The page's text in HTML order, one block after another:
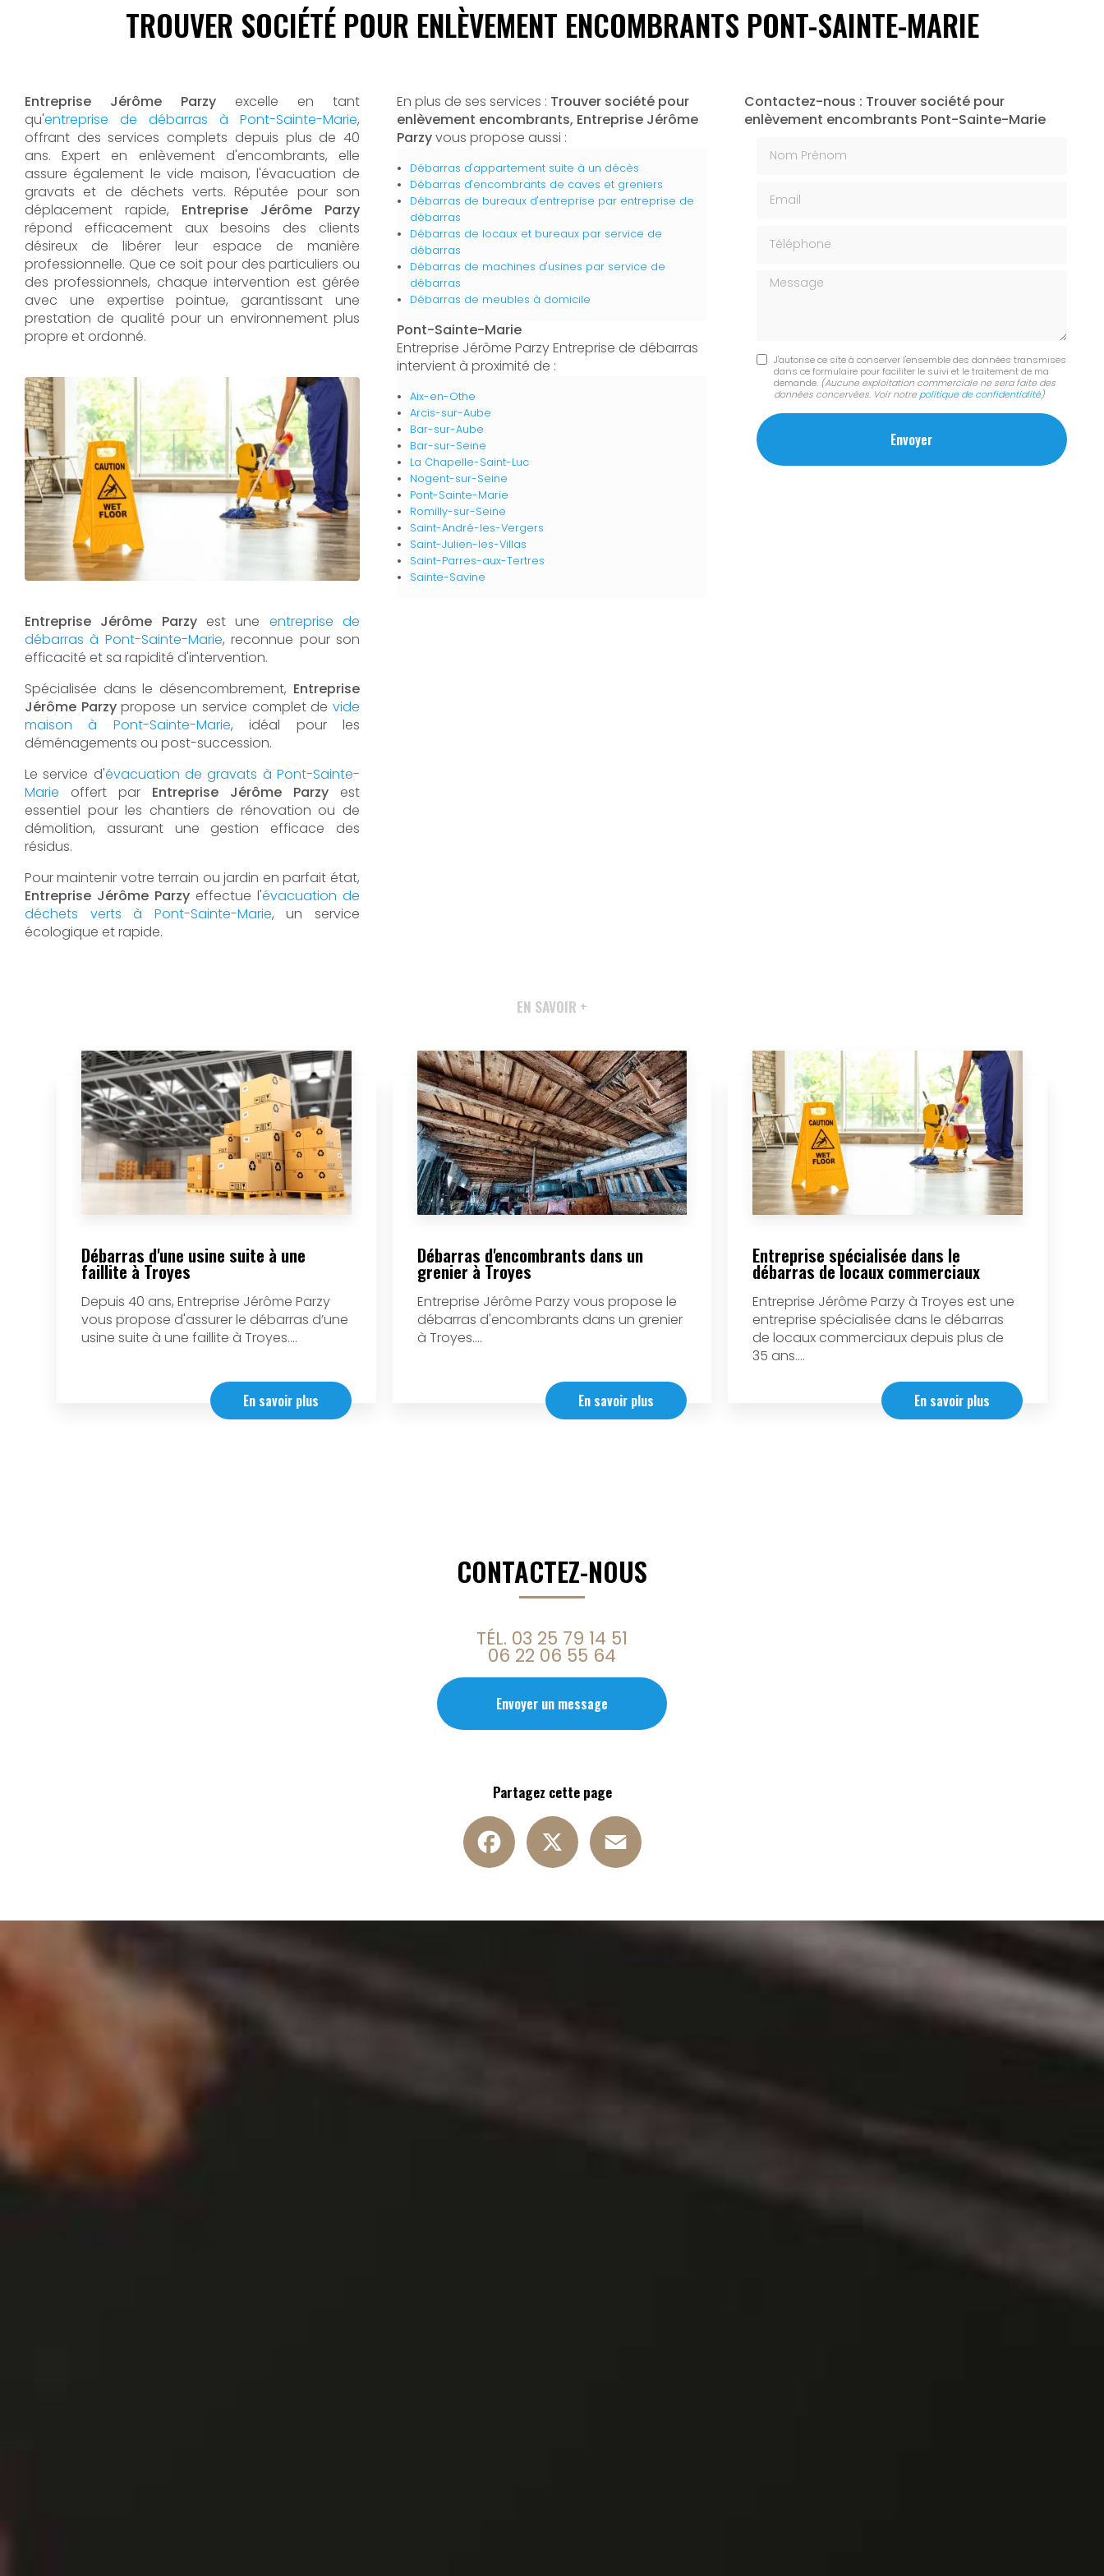
TROUVER SOCIÉTÉ POUR ENLÈVEMENT ENCOMBRANTS PONT-SAINTE-MARIE
Entreprise Jérôme Parzy excelle en tant
qu'entreprise de débarras à Pont-Sainte-Marie,
offrant des services complets depuis plus de 40
ans. Expert en enlèvement d'encombrants, elle
assure également le vide maison, l'évacuation de
gravats et de déchets verts. Réputée pour son
déplacement rapide, Entreprise Jérôme Parzy
répond efficacement aux besoins des clients
désireux de libérer leur espace de manière
professionnelle. Que ce soit pour des particuliers ou
des professionnels, chaque intervention est gérée
avec une expertise pointue, garantissant une
prestation de qualité pour un environnement plus
propre et ordonné.
Entreprise Jérôme Parzyest une entreprise de
débarras à Pont-Sainte-Marie, reconnue pour son
efficacité et sa rapidité d'intervention.
Spécialisée dans le désencombrement, Entreprise
Jérôme Parzypropose un service complet de vide
maison à Pont-Sainte-Marie, idéal pour les
déménagements ou post-succession.
Le service d'évacuation de gravats à Pont-Sainte-
Marie offert par Entreprise Jérôme Parzy est
essentiel pour les chantiers de rénovation ou de
démolition, assurant une gestion efficace des
résidus.
Pour maintenir votre terrain ou jardin en parfait état,
Entreprise Jérôme Parzy effectue l'évacuation de
déchets verts à Pont-Sainte-Marie, un service
écologique et rapide.
En plus de ses services : Trouver société pour
enlèvement encombrants, Entreprise Jérôme
Parzyvous propose aussi :
Débarras d'appartement suite à un décès
Débarras d'encombrants de caves et greniers
Débarras de bureaux d'entreprise par entreprise de
débarras
Débarras de locaux et bureaux par service de
débarras
Débarras de machines d'usines par service de
débarras
Débarras de meubles à domicile
Pont-Sainte-Marie
Entreprise Jérôme Parzy Entreprise de débarras
intervient à proximité de :
Aix-en-Othe
Arcis-sur-Aube
Bar-sur-Aube
Bar-sur-Seine
La Chapelle-Saint-Luc
Nogent-sur-Seine
Pont-Sainte-Marie
Romilly-sur-Seine
Saint-André-les-Vergers
Saint-Julien-les-Villas
Saint-Parres-aux-Tertres
Sainte-Savine
Contactez-nous : Trouver société pour
enlèvement encombrants Pont-Sainte-Marie
Message
J'autorise ce site à conserver l'ensemble des données transmises
dans ce formulaire pour faciliter le suivi et le traitement de ma
demande. (Aucune exploitation commerciale ne sera faite des
données concervées. Voir notre politique de confidentialité)
EN SAVOIR +
Débarras d'une usine suite à une
faillite à Troyes
Depuis 40 ans, Entreprise Jérôme Parzy
vous propose d'assurer le débarras d’une
usine suite à une faillite à Troyes....
En savoir plus
Débarras d'encombrants dans un
grenier à Troyes
Entreprise Jérôme Parzy vous propose le
débarras d'encombrants dans un grenier
à Troyes....
En savoir plus
Entreprise spécialisée dans le
débarras de locaux commerciaux
Entreprise Jérôme Parzy à Troyes est une
entreprise spécialisée dans le débarras
de locaux commerciaux depuis plus de
35 ans....
En savoir plus
CONTACTEZ-NOUS
TÉL. 03 25 79 14 51
06 22 06 55 64
Envoyer un message
Partagez cette page
Facebook